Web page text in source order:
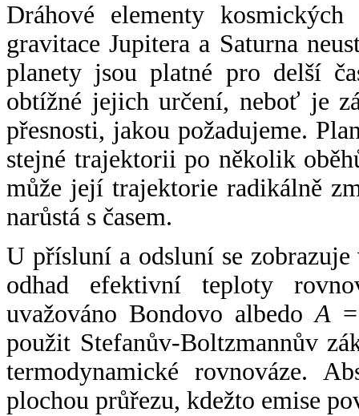
Dráhové elementy
gravitace Jupitera a Saturna
planety jsou platné pro delší
obtížné jejich určení, neboť je
přesnosti, jakou požadujeme.
stejné trajektorii po několik
může její trajektorie radikálně
narůstá s časem.
U přísluní a odsluní se
odhad efektivní teploty
uvažováno Bondovo albedoA
použit Stefanův-Boltzmannův
termodynamické rovnováze.
plochou průřezu, kdežto emise